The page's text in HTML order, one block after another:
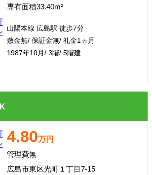
専有面積33.40m²
山陽本線 広島駅 徒歩7分
敷金無/ 保証金無/ 礼金1ヵ月
1987年10月/ 3階/ 5階建
K
4.80万円
管理費無
広島市東区光町１丁目7-15